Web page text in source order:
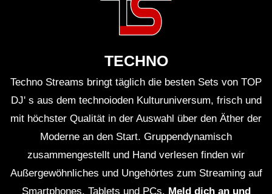
TECHNO
Techno Streams bringt täglich die besten Sets von TOP
DJ' s aus dem technoioden Kulturuniversum, frisch und
mit höchster Qualität in der Auswahl über den Äther der
Moderne an den Start. Gruppendynamisch
zusammengestellt und Hand verlesen finden wir
Außergewöhnliches und Ungehörtes zum Streaming auf
Smartphones, Tablets und PCs. Meld dich an und